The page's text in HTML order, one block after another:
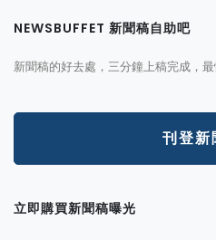
NEWSBUFFET 新聞稿自助吧
新聞稿的好去處，三分鐘上稿完成，
刊登新
立即購買新聞稿曝光